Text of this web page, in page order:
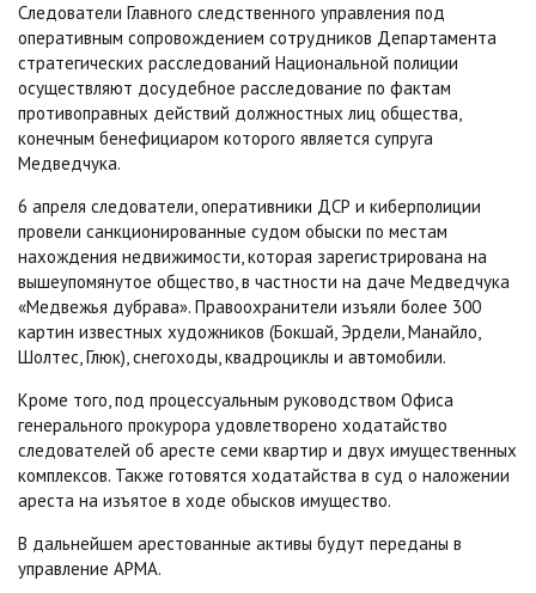
Следователи Главного следственного управления под
оперативным сопровождением сотрудников Департамента
стратегических расследований Национальной полиции
осуществляют досудебное расследование по фактам
противоправных действий должностных лиц общества,
конечным бенефициаром которого является супруга
Медведчука.
6 апреля следователи, оперативники ДСР и киберполиции
провели санкционированные судом обыски по местам
нахождения недвижимости, которая зарегистрирована на
вышеупомянутое общество, в частности на даче Медведчука
«Медвежья дубрава». Правоохранители изъяли более 300
картин известных художников (Бокшай, Эрдели, Манайло,
Шолтес, Глюк), снегоходы, квадроциклы и автомобили.
Кроме того, под процессуальным руководством Офиса
генерального прокурора удовлетворено ходатайство
следователей об аресте семи квартир и двух имущественных
комплексов. Также готовятся ходатайства в суд о наложении
ареста на изъятое в ходе обысков имущество.
В дальнейшем арестованные активы будут переданы в
управление АРМА.